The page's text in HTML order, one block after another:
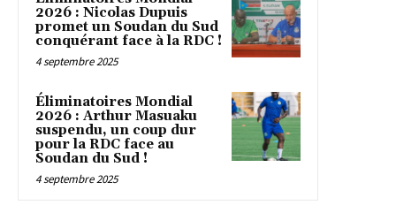
2026 : Nicolas Dupuis
promet un Soudan du Sud
conquérant face à la RDC !
4 septembre 2025
Éliminatoires Mondial
2026 : Arthur Masuaku
suspendu, un coup dur
pour la RDC face au
Soudan du Sud !
4 septembre 2025